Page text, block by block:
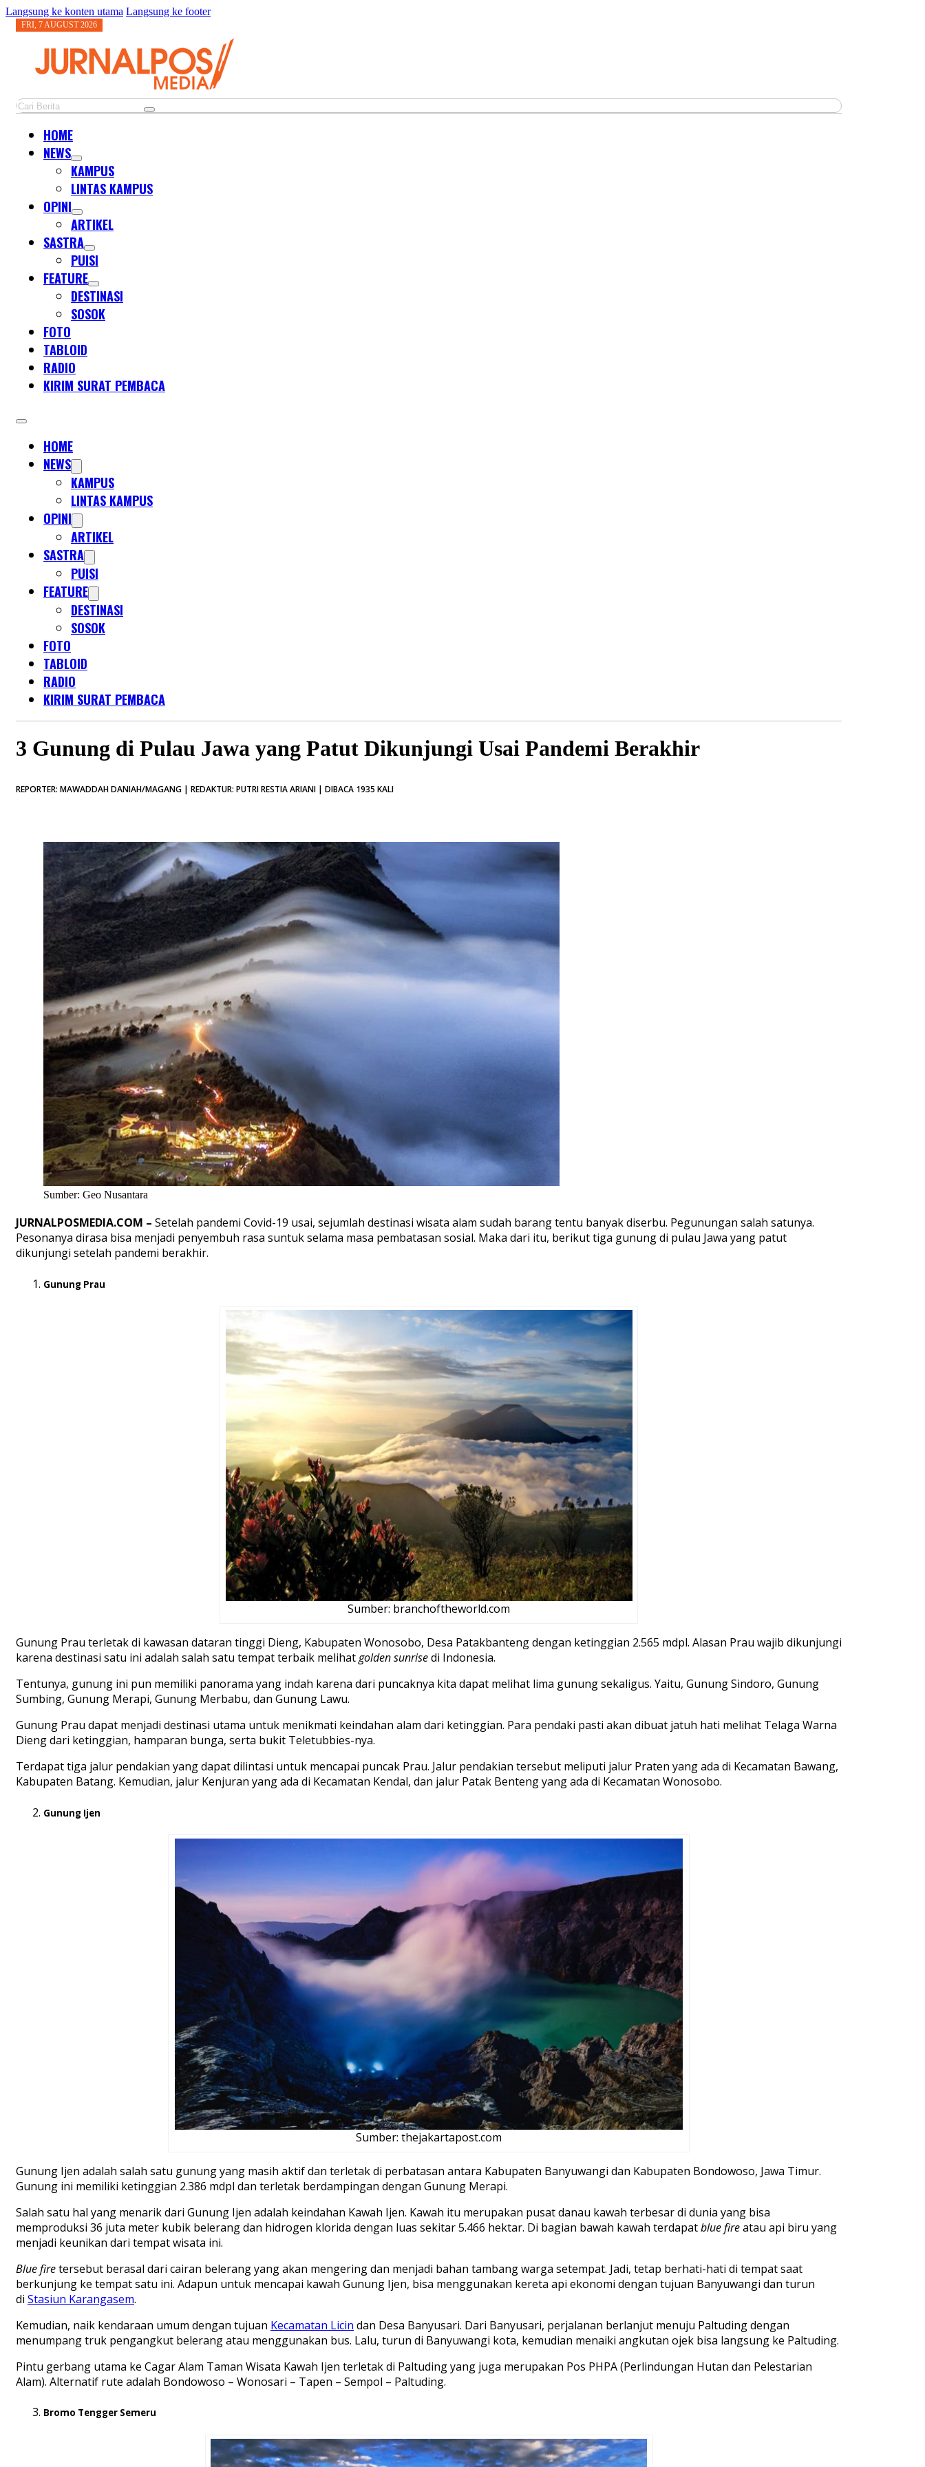
Langsung ke konten utama Langsung ke footer
FRI, 7 AUGUST 2026
Cari
HOME
NEWS
KAMPUS
LINTAS KAMPUS
OPINI
ARTIKEL
SASTRA
PUISI
FEATURE
DESTINASI
SOSOK
FOTO
TABLOID
RADIO
KIRIM SURAT PEMBACA
HOME
NEWS
KAMPUS
LINTAS KAMPUS
OPINI
ARTIKEL
SASTRA
PUISI
FEATURE
DESTINASI
SOSOK
FOTO
TABLOID
RADIO
KIRIM SURAT PEMBACA
3 Gunung di Pulau Jawa yang Patut Dikunjungi Usai Pandemi Berakhir
REPORTER: MAWADDAH DANIAH/MAGANG | REDAKTUR: PUTRI RESTIA ARIANI | DIBACA 1935 KALI
Sumber: Geo Nusantara
JURNALPOSMEDIA.COM – Setelah pandemi Covid-19 usai, sejumlah destinasi wisata alam sudah barang tentu banyak diserbu. Pegunungan salah satunya.
Pesonanya dirasa bisa menjadi penyembuh rasa suntuk selama masa pembatasan sosial. Maka dari itu, berikut tiga gunung di pulau Jawa yang patut
dikunjungi setelah pandemi berakhir.
Gunung Prau
Sumber: branchoftheworld.com
Gunung Prau terletak di kawasan dataran tinggi Dieng, Kabupaten Wonosobo, Desa Patakbanteng dengan ketinggian 2.565 mdpl. Alasan Prau wajib dikunjungi
karena destinasi satu ini adalah salah satu tempat terbaik melihatgolden sunrisedi Indonesia.
Tentunya, gunung ini pun memiliki panorama yang indah karena dari puncaknya kita dapat melihat lima gunung sekaligus. Yaitu, Gunung Sindoro, Gunung
Sumbing, Gunung Merapi, Gunung Merbabu, dan Gunung Lawu.
Gunung Prau dapat menjadi destinasi utama untuk menikmati keindahan alam dari ketinggian. Para pendaki pasti akan dibuat jatuh hati melihat Telaga Warna
Dieng dari ketinggian, hamparan bunga, serta bukit Teletubbies-nya.
Terdapat tiga jalur pendakian yang dapat dilintasi untuk mencapai puncak Prau. Jalur pendakian tersebut meliputi jalur Praten yang ada di Kecamatan Bawang,
Kabupaten Batang. Kemudian, jalur Kenjuran yang ada di Kecamatan Kendal, dan jalur Patak Benteng yang ada di Kecamatan Wonosobo.
Gunung Ijen
Sumber: thejakartapost.com
Gunung Ijen adalah salah satu gunung yang masih aktif dan terletak di perbatasan antara Kabupaten Banyuwangi dan Kabupaten Bondowoso, Jawa Timur.
Gunung ini memiliki ketinggian 2.386 mdpl dan terletak berdampingan dengan Gunung Merapi.
Salah satu hal yang menarik dari Gunung Ijen adalah keindahan Kawah Ijen. Kawah itu merupakan pusat danau kawah terbesar di dunia yang bisa
memproduksi 36 juta meter kubik belerang dan hidrogen klorida dengan luas sekitar 5.466 hektar. Di bagian bawah kawah terdapatbluefireatau api biru yang
menjadi keunikan dari tempat wisata ini.
Blue firetersebut berasal dari cairan belerang yang akan mengering dan menjadi bahan tambang warga setempat. Jadi, tetap berhati-hati di tempat saat
berkunjung ke tempat satu ini. Adapun untuk mencapai kawah Gunung Ijen, bisa menggunakan kereta api ekonomi dengan tujuan Banyuwangi dan turun
di Stasiun Karangasem.
Kemudian, naik kendaraan umum dengan tujuan Kecamatan Licin dan Desa Banyusari. Dari Banyusari, perjalanan berlanjut menuju Paltuding dengan
menumpang truk pengangkut belerang atau menggunakan bus. Lalu, turun di Banyuwangi kota, kemudian menaiki angkutan ojek bisa langsung ke Paltuding.
Pintu gerbang utama ke Cagar Alam Taman Wisata Kawah Ijen terletak di Paltuding yang juga merupakan Pos PHPA (Perlindungan Hutan dan Pelestarian
Alam). Alternatif rute adalah Bondowoso – Wonosari – Tapen – Sempol – Paltuding.
Bromo Tengger Semeru